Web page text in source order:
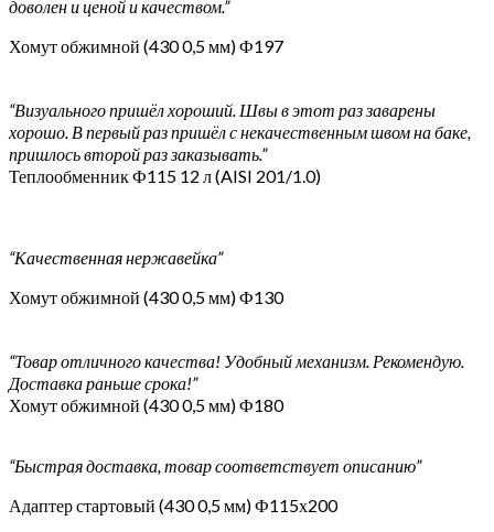
доволен и ценой и качеством.”
Хомут обжимной (430 0,5 мм) Ф197
“Визуального пришёл хороший. Швы в этот раз заварены
хорошо. В первый раз пришёл с некачественным швом на баке,
пришлось второй раз заказывать.”
Теплообменник Ф115 12 л (AISI 201/1.0)
“Качественная нержавейка”
Хомут обжимной (430 0,5 мм) Ф130
“Товар отличного качества! Удобный механизм. Рекомендую.
Доставка раньше срока!”
Хомут обжимной (430 0,5 мм) Ф180
“Быстрая доставка, товар соответствует описанию”
Адаптер стартовый (430 0,5 мм) Ф115х200